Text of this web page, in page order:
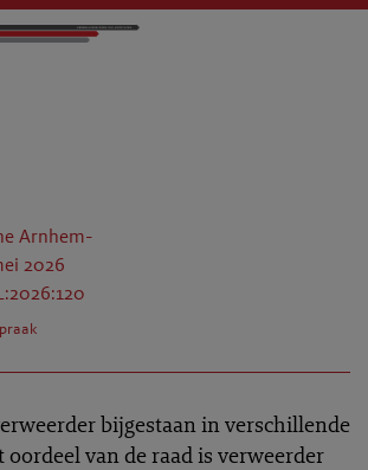
Arnhem-
2026
bijgestaan in verschillende
oordeel van de raad is verweerder